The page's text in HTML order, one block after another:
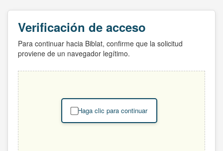
Verificación de acceso
Para continuar hacia Biblat, confirme que la solicitud
proviene de un navegador legítimo.
Haga clic para continuar